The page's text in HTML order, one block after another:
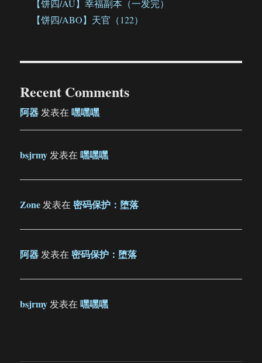
【饼四/AU】幸福副本（一发完）
【饼四/ABO】天官（122）
Recent Comments
阿器发表在嘿嘿嘿
bsjrmy发表在嘿嘿嘿
Zone发表在密码保护：堕落
阿器发表在密码保护：堕落
bsjrmy发表在嘿嘿嘿